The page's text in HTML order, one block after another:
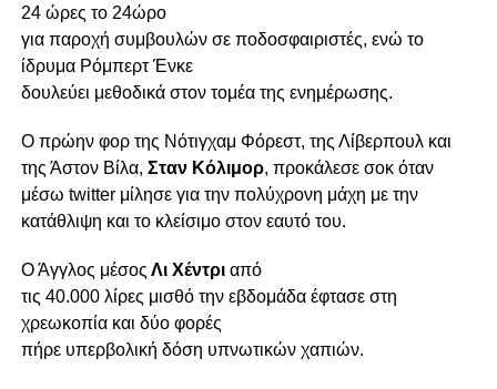
24 ώρες το 24ώρο
για παροχή συμβουλών σε ποδοσφαιριστές, ενώ το
ίδρυμα Ρόμπερτ Ένκε
δουλεύει μεθοδικά στον τομέα της ενημέρωσης.
Ο πρώην φορ της Νότιγχαμ Φόρεστ, της Λίβερπουλ και
της Άστον Βίλα, Σταν Κόλιμορ, προκάλεσε σοκ όταν
μέσω twitter μίλησε για την πολύχρονη μάχη με την
κατάθλιψη και το κλείσιμο στον εαυτό του.
Ο Άγγλος μέσος Λι Χέντρι από
τις 40.000 λίρες μισθό την εβδομάδα έφτασε στη
χρεωκοπία και δύο φορές
πήρε υπερβολική δόση υπνωτικών χαπιών.